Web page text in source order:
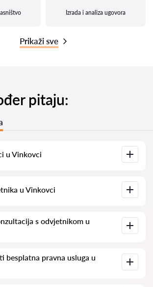
Izrada i analiza ugovora
Prikaži sve
pitaju:
u Vinkovci
recenzije, telefonski brojevi i adrese.
u Vinkovci
negativne recenzije niti postoji
lažnog povećavanja.
s odvjetnikom u
varirati ovisno o složenosti pitanja i
besplatna pravna usluga u